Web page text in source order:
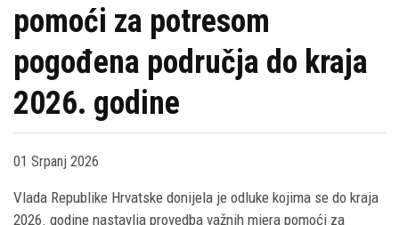
pomoći za potresom
pogođena područja do kraja
2026. godine
01 Srpanj 2026
Vlada Republike Hrvatske donijela je odluke kojima se do kraja
2026. godine nastavlja provedba važnih mjera pomoći za